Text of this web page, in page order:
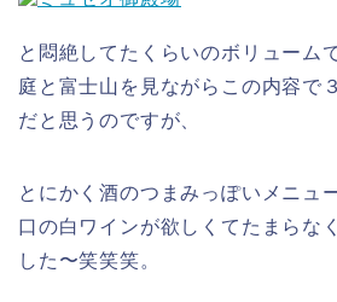
と悶絶してたくらいのボリューム
庭と富士山を見ながらこの内容で
だと思うのですが、
とにかく酒のつまみっぽいメニュ
口の白ワインが欲しくてたまらな
した〜笑笑笑。